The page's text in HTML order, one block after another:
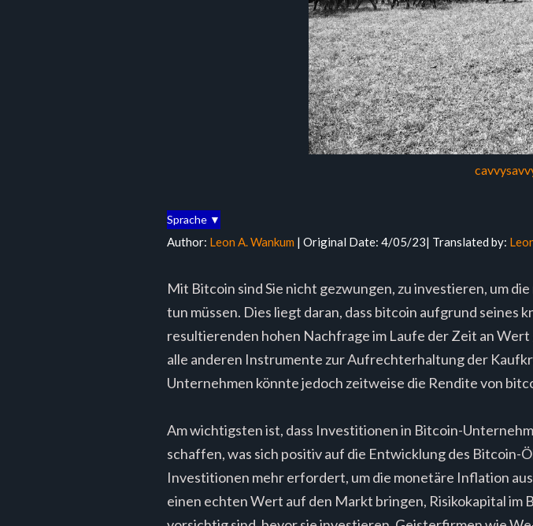
Sprache ▼
Author: Leon A. Wankum | Original Date: 4/05/23| Translated by:
Mit Bitcoin sind Sie nicht gezwungen, zu investieren, um
tun müssen. Dies liegt daran, dass bitcoin aufgrund seines
resultierenden hohen Nachfrage im Laufe der Zeit an
alle anderen Instrumente zur Aufrechterhaltung der
Unternehmen könnte jedoch zeitweise die Rendite von
Am wichtigsten ist, dass Investitionen in Bitcoin-
schaffen, was sich positiv auf die Entwicklung des Bitcoin-
Investitionen mehr erfordert, um die monetäre Inflation
einen echten Wert auf den Markt bringen, Risikokapital im